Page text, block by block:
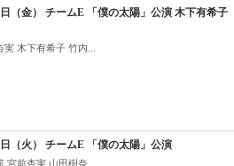
日（金） チームE 「僕の太陽」公演 木下有希子
木下有希子 竹内...
（火） チームE 「僕の太陽」公演
宮前杏実 山田樹奈...